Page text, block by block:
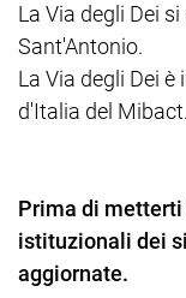
La Via degli Dei
Sant'Antonio.
La Via degli Dei
d'Italia del Mibact.
Prima di
istituzionali dei
aggiornate.